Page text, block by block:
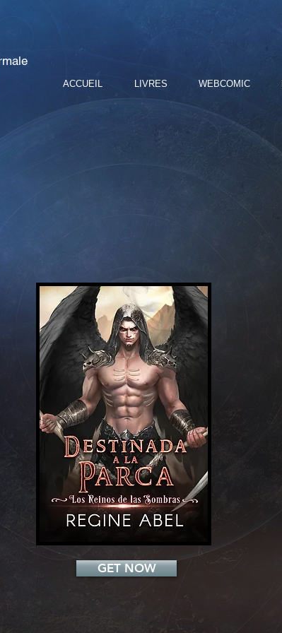
ACCUEIL LIVRES WEBCOMIC
Add a Title
GET NOW